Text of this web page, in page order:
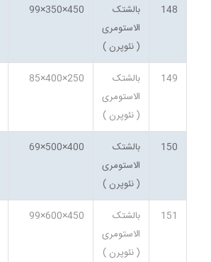
148
بالشتک
الاستومری
( نئوپرن )
450×350×99
149
بالشتک
الاستومری
( نئوپرن )
250×400×85
150
بالشتک
الاستومری
( نئوپرن )
400×500×69
151
بالشتک
الاستومری
( نئوپرن )
450×600×99